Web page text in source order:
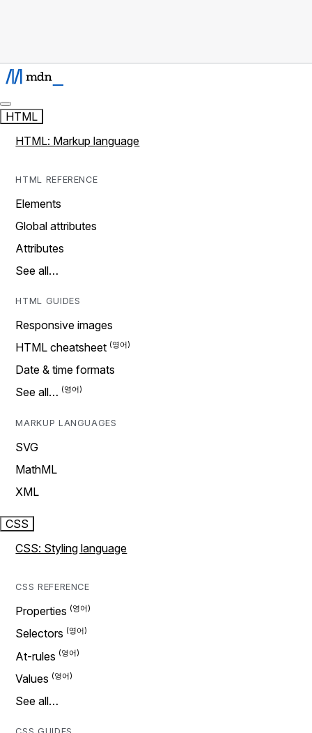
HTML
HTML: Markup language
HTML REFERENCE
Elements
Global attributes
Attributes
See all…
HTML GUIDES
Responsive images
HTML cheatsheet
Date & time formats
See all…
MARKUP LANGUAGES
SVG
MathML
XML
CSS
CSS: Styling language
CSS REFERENCE
Properties
Selectors
At-rules
Values
See all…